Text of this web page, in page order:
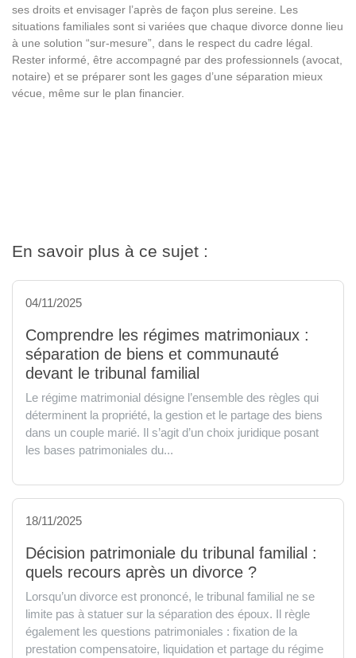
ses droits et envisager l’après de façon plus sereine. Les
situations familiales sont si variées que chaque divorce donne lieu
à une solution “sur-mesure”, dans le respect du cadre légal.
Rester informé, être accompagné par des professionnels (avocat,
notaire) et se préparer sont les gages d’une séparation mieux
vécue, même sur le plan financier.
En savoir plus à ce sujet :
04/11/2025
Comprendre les régimes matrimoniaux :
séparation de biens et communauté
devant le tribunal familial
Le régime matrimonial désigne l’ensemble des règles qui
déterminent la propriété, la gestion et le partage des biens
dans un couple marié. Il s’agit d’un choix juridique posant
les bases patrimoniales du...
18/11/2025
Décision patrimoniale du tribunal familial :
quels recours après un divorce ?
Lorsqu’un divorce est prononcé, le tribunal familial ne se
limite pas à statuer sur la séparation des époux. Il règle
également les questions patrimoniales : fixation de la
prestation compensatoire, liquidation et partage du régime